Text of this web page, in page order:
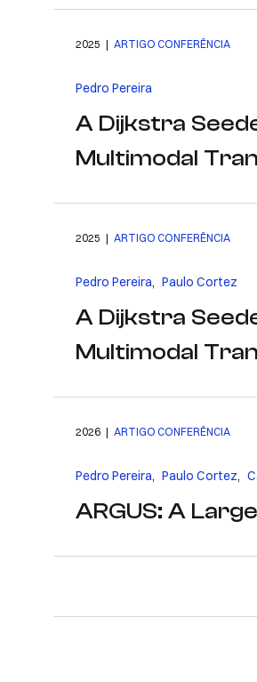
2025 | ARTIGO CONFERÊNCIA
Pedro Pereira
A Dijkstra
Multimodal
2025 | ARTIGO CONFERÊNCIA
Pedro Pereira, Paulo Cortez
A Dijkstra
Multimodal
2026 | ARTIGO CONFERÊNCIA
Pedro Pereira, Paulo Cortez,
ARGUS: A